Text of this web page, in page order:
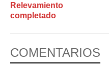
Relevamiento
completado
COMENTARIOS